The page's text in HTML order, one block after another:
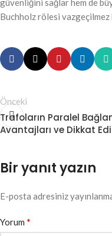
güvenliğini sağlar hem de
Buchholz rölesi vazgeçilmez
Önceki
Trafoların Paralel
Avantajları ve Dikkat
Bir yanıt yazın
E-posta adresiniz
Yorum *